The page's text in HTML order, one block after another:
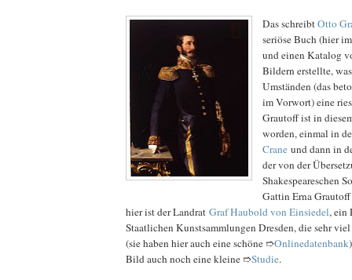
Das schreibtOtto
seriöse Buch (hier
und einen Katalog
Bildern erstellte,
Umständen (das
im Vorwort) eine
Grautoff ist in
worden, einmal in
Crane und dann in
der von der
Shakespeareschen
Gattin Erna
hier ist der Landrat Graf Haubold von Einsiedel, ein
Staatlichen Kunstsammlungen Dresden, die sehr
(sie haben hier auch eine schöne ➱Onlinedatenbank
Bild auch noch eine kleine ➱Studie.